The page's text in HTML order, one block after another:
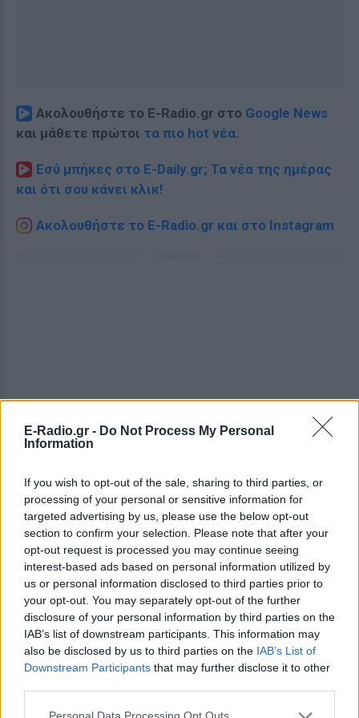
E-Radio.gr - Do Not Process My Personal
Information
If you wish to opt-out of the sale, sharing to third parties, or
processing of your personal or sensitive information for
targeted advertising by us, please use the below opt-out
section to confirm your selection. Please note that after your
opt-out request is processed you may continue seeing
interest-based ads based on personal information utilized by
us or personal information disclosed to third parties prior to
your opt-out. You may separately opt-out of the further
disclosure of your personal information by third parties on the
IAB’s list of downstream participants. This information may
also be disclosed by us to third parties on the IAB’s List of
Downstream Participants that may further disclose it to other
Ακολουθήστε το E-Radio.gr στο Google News
και μάθετε πρώτοι τα πιο hot νέα.
Εσύ μπήκες στο E-Daily.gr; Τα νέα της ημέρας
και ότι σου κάνει κλικ!
Ακολουθήστε το E-Radio.gr και στο Instagram
ΔΕΙΤΕ ΕΠΙΣΗΣ
ΣΤΗΝ ΙΔΙΑ ΚΑΤΗΓΟΡΙΑ